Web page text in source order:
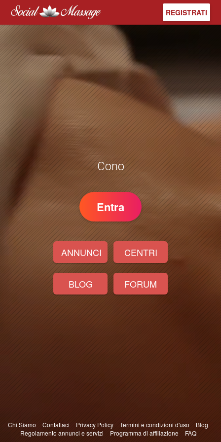
REGISTRATI
Conosc
Entra
ANNUNCI CENTRI
BLOG FORUM
Chi Siamo Contattaci Privacy Policy Termini e condizioni d'uso
Blog
Regolamento annunci e servizi
Programma di affiliazione FAQ